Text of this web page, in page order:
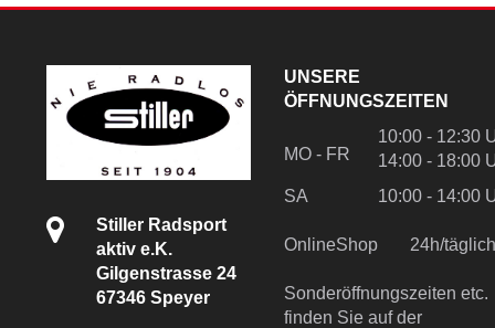
Stiller Radsport
aktiv e.K.
Gilgenstrasse 24
67346 Speyer
UNSERE
ÖFFNUNGSZEITEN
MO - FR
10:00 - 12:30
14:00 - 18:00
SA
10:00 - 14:00
OnlineShop 24h/
Sonderöffnungszeiten etc.
finden Sie auf der